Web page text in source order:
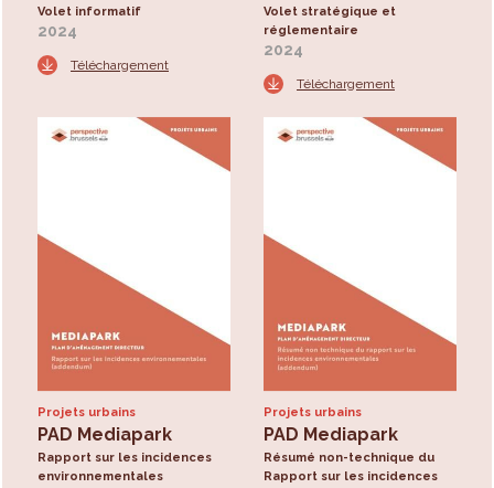
Volet informatif
2024
Téléchargement
Volet stratégique et
réglementaire
2024
Téléchargement
Projets urbains
PAD Mediapark
Rapport sur les incidences
environnementales
Projets urbains
PAD Mediapark
Résumé non-technique du
Rapport sur les incidences